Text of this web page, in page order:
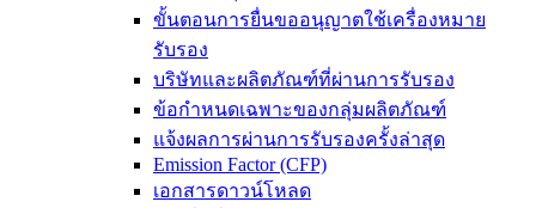
ขั้นตอนการยื่นขออนุญาตใช้เครื่องหมาย
รับรอง
บริษัทและผลิตภัณฑ์ที่ผ่านการรับรอง
ข้อกำหนดเฉพาะของกลุ่มผลิตภัณฑ์
แจ้งผลการผ่านการรับรองครั้งล่าสุด
Emission Factor (CFP)
เอกสารดาวน์โหลด